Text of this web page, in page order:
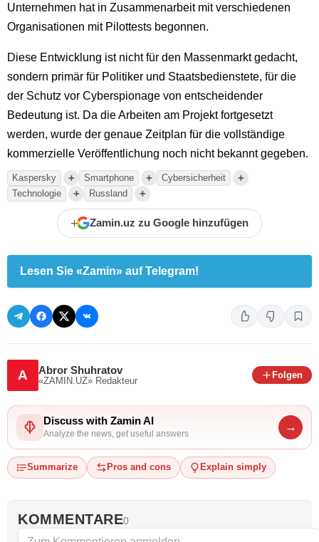
Unternehmen hat in Zusammenarbeit mit verschiedenen
Organisationen mit Pilottests begonnen.
Diese Entwicklung ist nicht für den Massenmarkt gedacht,
sondern primär für Politiker und Staatsbedienstete, für die
der Schutz vor Cyberspionage von entscheidender
Bedeutung ist. Da die Arbeiten am Projekt fortgesetzt
werden, wurde der genaue Zeitplan für die vollständige
kommerzielle Veröffentlichung noch nicht bekannt gegeben.
Kaspersky + Smartphone + Cybersicherheit +
Technologie + Russland +
+ Zamin.uz zu Google hinzufügen
Lesen Sie «Zamin» auf Telegram!
A Abror Shuhratov
«ZAMIN.UZ» Redakteur
Folgen
Discuss with Zamin AI
Analyze the news, get useful answers
→
Summarize Pros and cons Explain simply
KOMMENTARE0